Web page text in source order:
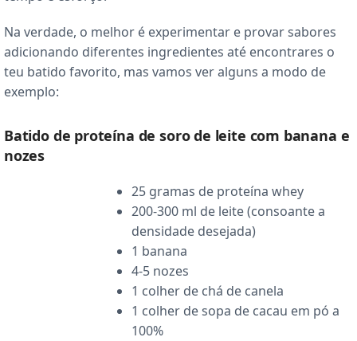
Na verdade, o melhor é experimentar e provar sabores
adicionando diferentes ingredientes até encontrares o
teu batido favorito, mas vamos ver alguns a modo de
exemplo:
Batido de proteína de soro de leite com banana e
nozes
25 gramas de proteína whey
200-300 ml de leite (consoante a
densidade desejada)
1 banana
4-5 nozes
1 colher de chá de canela
1 colher de sopa de cacau em pó a
100%